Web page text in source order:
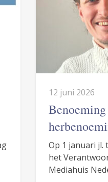
12 juni 2026
Op 1 januari jl.
het
Mediahuis